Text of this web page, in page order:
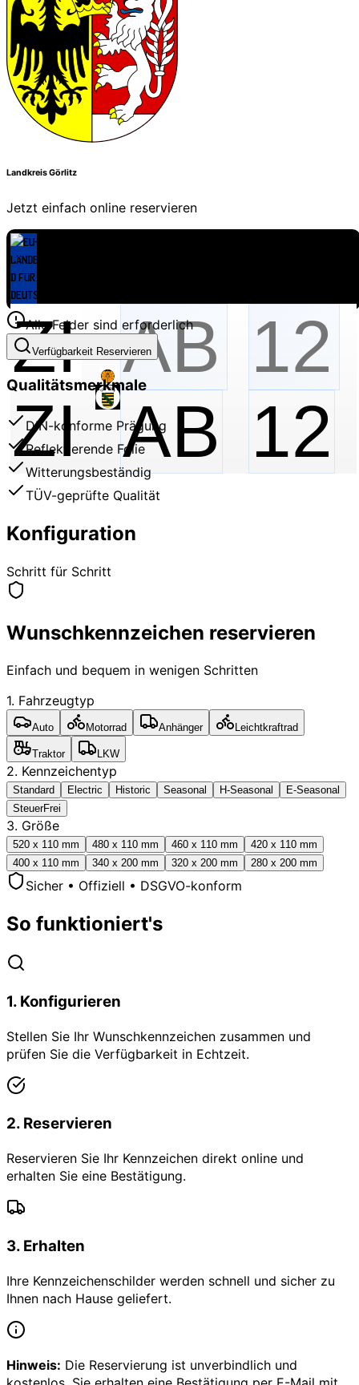
Landkreis Görlitz
Jetzt einfach online reservieren
ZI AB 12
Alle Felder sind erforderlich
Verfügbarkeit Reservieren
Qualitätsmerkmale
DIN-konforme Prägung
Reflektierende Folie
Witterungsbeständig
TÜV-geprüfte Qualität
Konfiguration
Schritt für Schritt
Wunschkennzeichen reservieren
Einfach und bequem in wenigen Schritten
1. Fahrzeugtyp
Auto Motorrad Anhänger Leichtkraftrad
Traktor LKW
2. Kennzeichentyp
Standard Electric Historic Seasonal H-Seasonal
E-Seasonal
SteuerFrei
3. Größe
520 x 110 mm 480 x 110 mm 460 x 110 mm
420 x 110 mm
400 x 110 mm
340 x 200 mm 320 x 200 mm 280 x 200 mm
Sicher • Offiziell • DSGVO-konform
So funktioniert's
1. Konfigurieren
Stellen Sie Ihr Wunschkennzeichen zusammen und
prüfen Sie die Verfügbarkeit in Echtzeit.
2. Reservieren
Reservieren Sie Ihr Kennzeichen direkt online und
erhalten Sie eine Bestätigung.
3. Erhalten
Ihre Kennzeichenschilder werden schnell und sicher zu
Ihnen nach Hause geliefert.
Hinweis: Die Reservierung ist unverbindlich und